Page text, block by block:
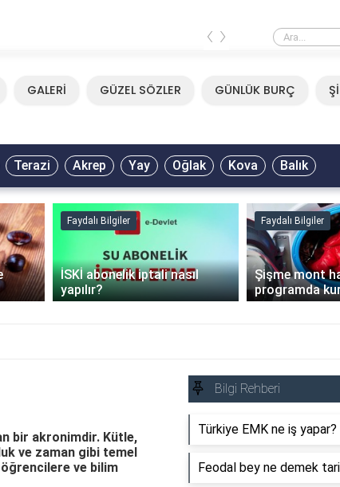
Mirkelam - Tavla
‹ ›
GALERİ GÜZEL SÖZLER GÜNLÜK BURÇ
Terazi Akrep Yay Oğlak Kova Balık
Faydalı Bilgiler
İSKİ abonelik iptali nasıl
yapılır?
Faydalı Bilgiler
Şişme mont
programda
bir akronimdir. Kütle,
ve zaman gibi temel
öğrencilere ve bilim
Bilgi Rehberi
Türkiye EMK ne iş yapar?
Feodal bey ne demek